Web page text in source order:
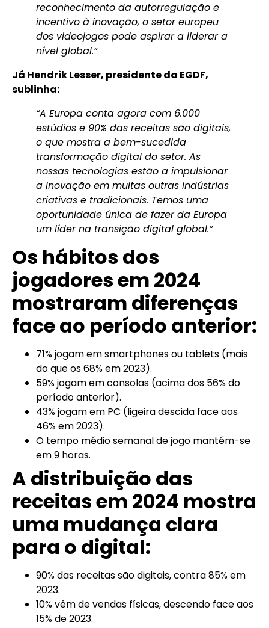
reconhecimento da autorregulação e
incentivo à inovação, o setor europeu
dos videojogos pode aspirar a liderar a
nível global.”
Já Hendrik Lesser, presidente da EGDF,
sublinha:
“A Europa conta agora com 6.000
estúdios e 90% das receitas são digitais,
o que mostra a bem-sucedida
transformação digital do setor. As
nossas tecnologias estão a impulsionar
a inovação em muitas outras indústrias
criativas e tradicionais. Temos uma
oportunidade única de fazer da Europa
um líder na transição digital global.”
Os hábitos dos
jogadores em 2024
mostraram diferenças
face ao período anterior:
71% jogam em smartphones ou tablets (mais
do que os 68% em 2023).
59% jogam em consolas (acima dos 56% do
período anterior).
43% jogam em PC (ligeira descida face aos
46% em 2023).
O tempo médio semanal de jogo mantém-se
em 9 horas.
A distribuição das
receitas em 2024 mostra
uma mudança clara
para o digital:
90% das receitas são digitais, contra 85% em
2023.
10% vêm de vendas físicas, descendo face aos
15% de 2023.